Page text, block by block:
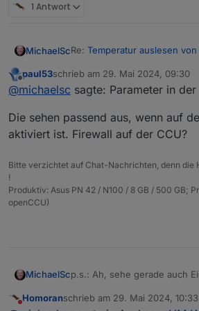
1 Antwort
MichaelScRe: Temperatur auslesen
Habe ja Dutzende von HM-
funktioniert.
ich tun, um die Werte aus
iOBroker zu sehen?
kein HMIP-Gerät ist?
die wird nicht grün...
Vermutlich mache ich noch
Offline
paul53schrieb am 29. Mai 2024, 09:30
zuletzt editiert von
@michaelsc sagte: Parameter in der
Die sehen passend aus, wenn auf
aktiviert ist. Firewall auf der CCU?
Bitte verzichtet auf Chat-Nachrichten, denn die
!
Produktiv: Asus PN 42 / N100 / 8 GB / 500 GB;
openCCU)
MichaelScp.s.: Ah, sehe gerade auch
2024-05-29 11:21:39.076
Nicht stören
Homoranschrieb am 29. Mai 2024, 10:33
zuletzt editiert von